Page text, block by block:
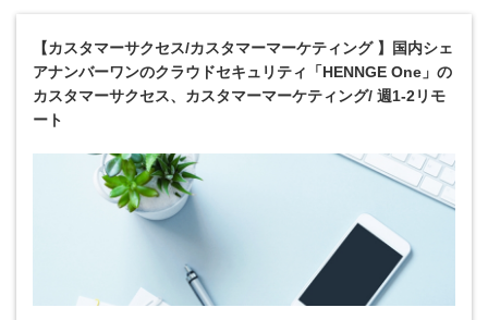
【カスタマーサクセス/カスタマーマーケティング 】国内シェ
アナンバーワンのクラウドセキュリティ「HENNGE One」の
カスタマーサクセス、カスタマーマーケティング/ 週1-2リモ
ート